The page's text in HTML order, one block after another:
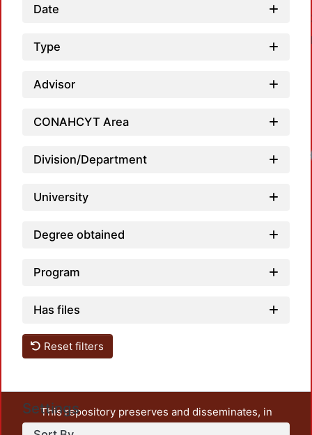
Date
Type
Advisor
CONAHCYT Area
Division/Department
University
Degree obtained
Program
Has files
Reset filters
Settings
This repository preserves and disseminates, in
unrestricted open access, the teaching and research